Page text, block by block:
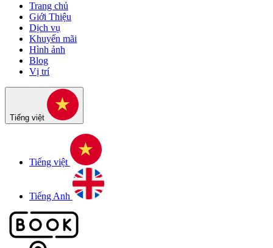
Trang chủ
Giới Thiệu
Dịch vụ
Khuyến mãi
Hình ảnh
Blog
Vị trí
Tiếng việt
Tiếng việt
Tiếng Anh